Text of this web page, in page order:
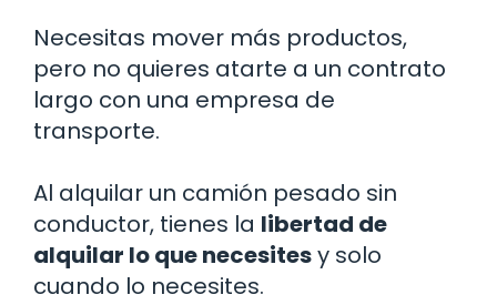
Necesitas mover más productos,
pero no quieres atarte a un contrato
largo con una empresa de
transporte.
Al alquilar un camión pesado sin
conductor, tienes la libertad de
alquilar lo que necesitesy solo
cuando lo necesites.